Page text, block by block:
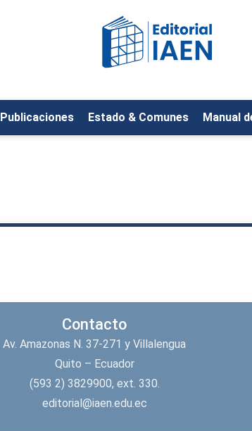
Publicaciones Estado & Comunes Manual
Contacto
Av. Amazonas N. 37-271 y Villalengua
Quito – Ecuador
(593 2) 3829900, ext. 330.
editorial@iaen.edu.ec